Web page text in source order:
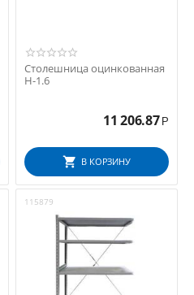
Столешница оцинкованная
Н-1.6
11 206.87 Р
В КОРЗИНУ
115879